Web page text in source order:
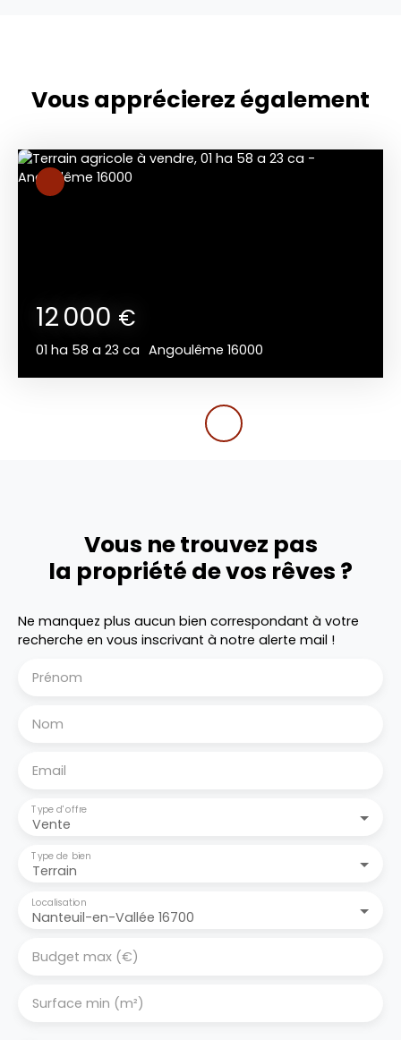
Vous apprécierez également
12 000 €
01 ha 58 a 23 ca Angoulême 16000
Vous ne trouvez pas
la propriété de vos rêves ?
Ne manquez plus aucun bien correspondant à votre
recherche en vous inscrivant à notre alerte mail !
Prénom
Nom
Email
Vente
Type d'offre
Terrain
Type de bien
Nanteuil-en-Vallée 16700
Localisation
Budget max (€)
Surface min (m²)